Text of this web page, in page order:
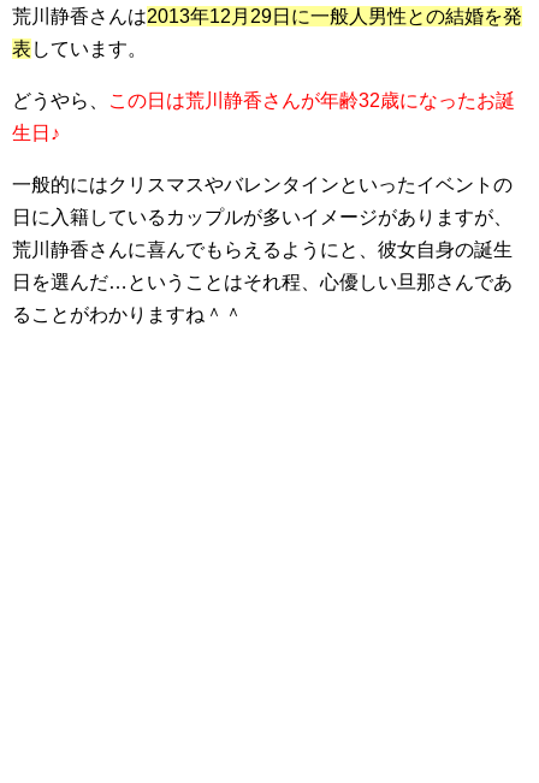
荒川静香さんは2013年12月29日に一般人男性との結婚を発
表 しています。
どうやら、
この日は荒川静香さんが年齢32歳になったお誕
生日♪
一般的にはクリスマスやバレンタインといったイベントの
日に入籍しているカップルが多いイメージがありますが、
荒川静香さんに喜んでもらえるようにと、彼女自身の誕生
日を選んだ…ということはそれ程、心優しい旦那さんであ
ることがわかりますね＾＾